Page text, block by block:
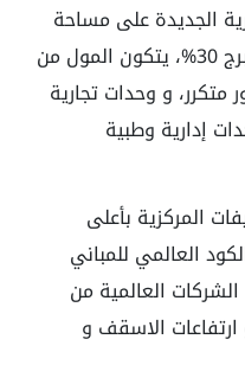
الإدارية الجديدة على مساحة
3000 متر مربع النسبة البنائية للبرج 30%، يتكون المول من
بدروم + دور أرضي + 14 دور متكرر، و وحدات تجارية
إدارية وطبية
المركزية بأعلى
العالمي للمباني
الشركات العالمية من
الاسقف و